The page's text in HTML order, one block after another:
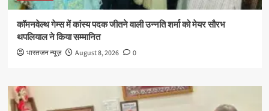
कॉमनवेल्थ गेम्स में कांस्य पदक जीतने वाली उन्नति शर्मा को मेयर सौरभ
थपलियाल ने किया सम्मानित
भारतजन न्यूज़ August 8, 2026 0